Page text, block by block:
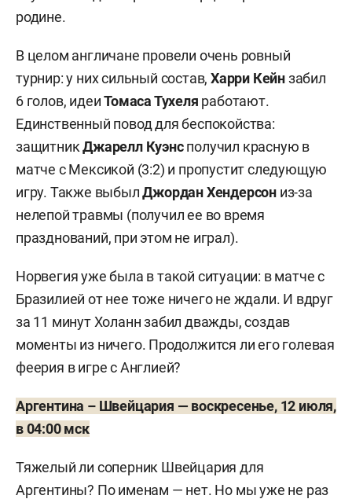
родине.
В целом англичане провели очень ровный
турнир: у них сильный состав,Харри Кейнзабил
6 голов, идеиТомаса Тухеля работают.
Единственный повод для беспокойства:
защитникДжарелл Куэнсполучил красную в
матче с Мексикой (3:2) и пропустит следующую
игру. Также выбылДжордан Хендерсон из-за
нелепой травмы (получил ее во время
празднований, при этом не играл).
Норвегия уже была в такой ситуации: в матче с
Бразилией от нее тоже ничего не ждали. И вдруг
за 11 минут Холанн забил дважды, создав
моменты из ничего. Продолжится ли его голевая
феерия в игре с Англией?
Аргентина – Швейцария — воскресенье, 12 июля,
в 04:00 мск
Тяжелый ли соперник Швейцария для
Аргентины? По именам — нет. Но мы уже не раз